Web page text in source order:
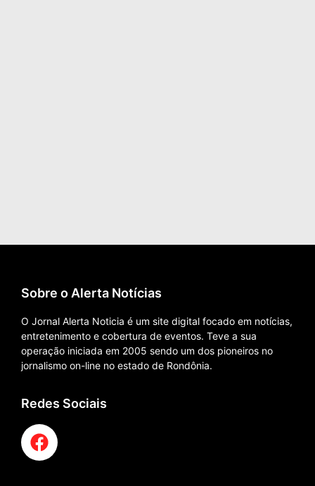
Sobre o Alerta Notícias
O Jornal Alerta Noticia é um site digital focado em notícias,
entretenimento e cobertura de eventos. Teve a sua
operação iniciada em 2005 sendo um dos pioneiros no
jornalismo on-line no estado de Rondônia.
Redes Sociais